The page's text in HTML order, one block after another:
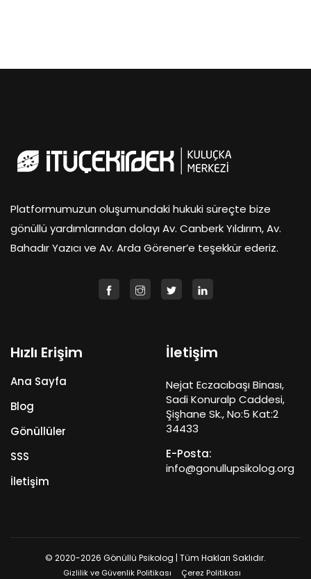
Platformumuzun oluşumundaki hukuki süreçte bize
gönüllü yardımlarından dolayı Av. Canberk Yıldırım, Av.
Bahadır Yazıcı ve Av. Arda Görener’e teşekkür ederiz.
Hızlı Erişim
Ana Sayfa
Blog
Gönüllüler
SSS
İletişim
İletişim
Nejat Eczacıbaşı Binası,
Sadi Konuralp Caddesi,
Şişhane Sk., No:5 Kat:2
34433
E-Posta:
info@gonullupsikolog.org
© 2020-2026 Gönüllü Psikolog | Tüm Hakları Saklıdır.
Gizlilik ve Güvenlik Politikası Çerez Politikası